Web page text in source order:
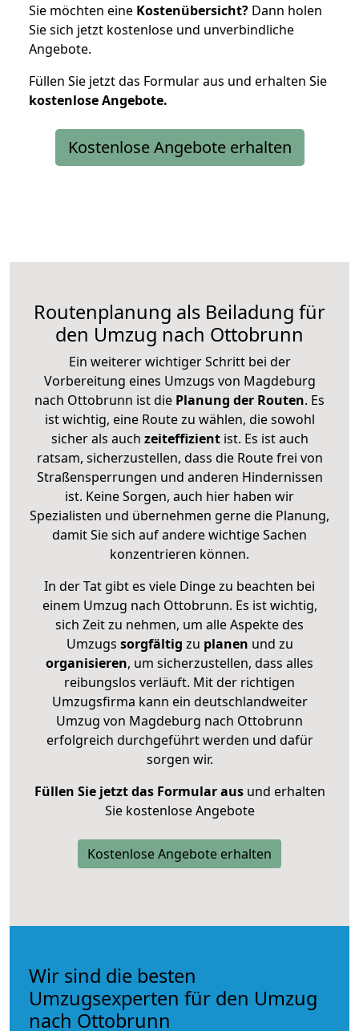
Sie möchten eine Kostenübersicht? Dann holen
Sie sich jetzt kostenlose und unverbindliche
Angebote.
Füllen Sie jetzt das Formular aus und erhalten Sie
kostenloseAngebote.
Kostenlose Angebote erhalten
Routenplanung als Beiladung für
den Umzug nach Ottobrunn
Ein weiterer wichtiger Schritt bei der
Vorbereitung eines Umzugs von Magdeburg
nach Ottobrunn ist die Planung der Routen. Es
ist wichtig, eine Route zu wählen, die sowohl
sicher als auch zeiteffizientist. Es ist auch
ratsam, sicherzustellen, dass die Route frei von
Straßensperrungen und anderen Hindernissen
ist. Keine Sorgen, auch hier haben wir
Spezialisten und übernehmen gerne die Planung,
damit Sie sich auf andere wichtige Sachen
konzentrieren können.
In der Tat gibt es viele Dinge zu beachten bei
einem Umzug nach Ottobrunn. Es ist wichtig,
sich Zeit zu nehmen, um alle Aspekte des
Umzugs sorgfältig zu planen und zu
organisieren, um sicherzustellen, dass alles
reibungslos verläuft. Mit der richtigen
Umzugsfirma kann ein deutschlandweiter
Umzug von Magdeburg nach Ottobrunn
erfolgreich durchgeführt werden und dafür
sorgen wir.
Füllen Sie jetzt das Formular ausund erhalten
Sie kostenlose Angebote
Kostenlose Angebote erhalten
Wir sind die besten
Umzugsexperten für den Umzug
nach Ottobrunn